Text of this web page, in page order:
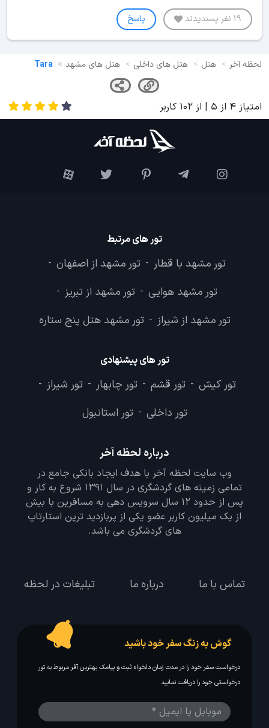
19 نفر پسندیدند پاسخ
لحظه آخر هتل هتل های داخلی هتل های مشهد Tara
امتیاز 4 از 5 | از 102 کاربر
تور های مرتبط
تور مشهد با قطار - تور مشهد از اصفهان -
تور مشهد هوایی - تور مشهد از تبریز -
تور مشهد از شیراز - تور مشهد هتل پنج ستاره
تور های پیشنهادی
تور کیش - تور قشم - تور چابهار - تور شیراز -
تور داخلی - تور استانبول
درباره لحظه آخر
وب سایت لحظه آخر با هدف ایجاد بانکی جامع در
تمامی زمینه های گردشگری در سال 1391 شروع به کار و
پس از حدود 12 سال سرویس دهی به مسافرین با بیش
از یک میلیون کاربر عضو یکی از پربازدید ترین استارتاپ
های گردشگری می باشد.
تماس با ما درباره ما تبلیغات در لحظه
گوش به زنگ سفر خود باشید
درخواست سفر خود را در مدت زمان دلخواه ثبت و پیامک بهترین آفر مربوط به تور
درخواستی خود را دریافت نمایید